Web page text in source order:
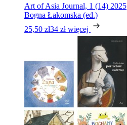
Art of Asia Journal, 1 (14) 2025
Bogna Łakomska (ed.)
25,50 zł34 zł więcej